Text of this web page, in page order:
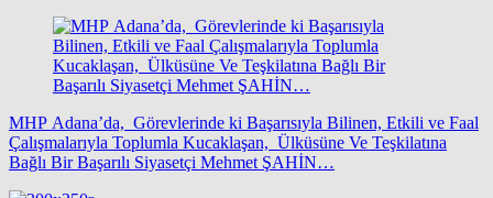
MHP Adana’da, Görevlerinde ki Başarısıyla Bilinen, Etkili ve Faal
Çalışmalarıyla Toplumla Kucaklaşan, Ülküsüne Ve Teşkilatına
Bağlı Bir Başarılı Siyasetçi Mehmet ŞAHİN…